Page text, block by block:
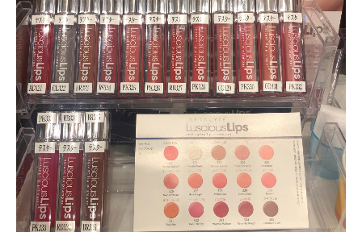
ホワイトニング
メタルフリー
インプラント
小児歯科
マタニティ歯科
マウスピース
矯正歯科